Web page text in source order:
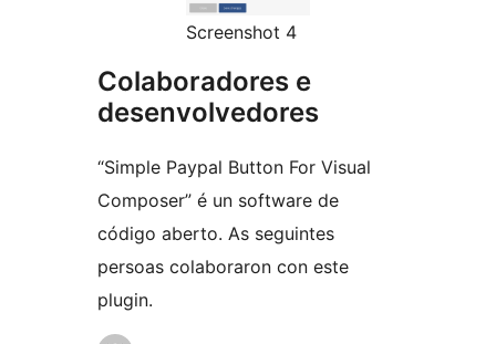
Screenshot 4
Colaboradores e
desenvolvedores
“Simple Paypal Button For Visual
Composer” é un software de
código aberto. As seguintes
persoas colaboraron con este
plugin.